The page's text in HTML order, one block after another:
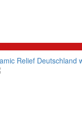
Relief Deutschland